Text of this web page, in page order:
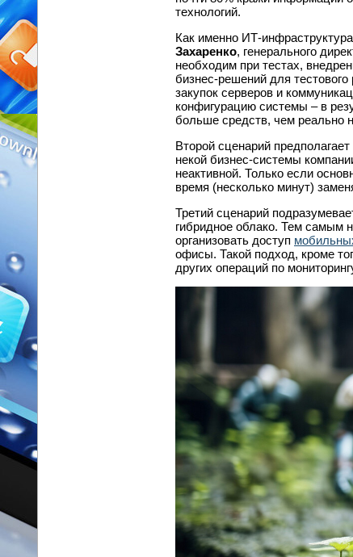
технологий.
Как именно ИТ-
Захаренко, генерального
необходим при тестах,
бизнес-решений для
закупок серверов и
конфигурацию системы – в
больше средств, чем реально
Второй сценарий
некой бизнес-системы
неактивной. Только если
время (несколько минут)
Третий сценарий
гибридное облако. Тем самым
организовать доступ
офисы. Такой подход, кроме
других операций по